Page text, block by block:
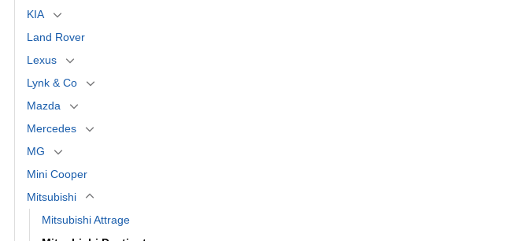
KIA
Land Rover
Lexus
Lynk & Co
Mazda
Mercedes
MG
Mini Cooper
Mitsubishi
Mitsubishi Attrage